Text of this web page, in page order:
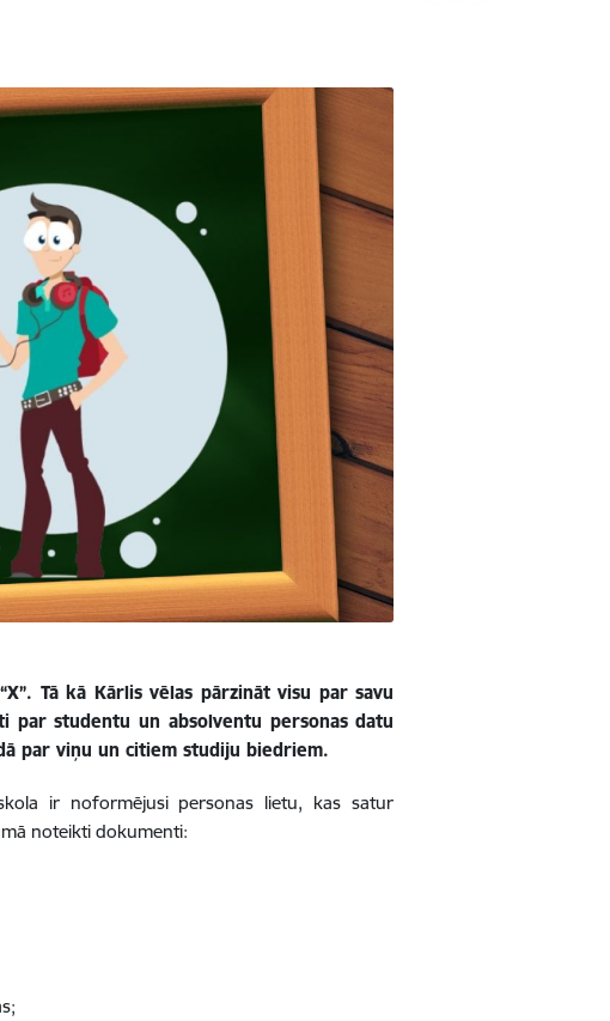
Tā kā Kārlis vēlas pārzināt visu par savu
par studentu un absolventu personas datu
par viņu un citiem studiju biedriem.
ir noformējusi personas lietu, kas satur
noteikti dokumenti: